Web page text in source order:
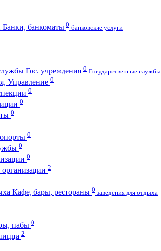
Банки, банкоматы 0 банковские услуги
Гос. учреждения 0 Государственные службы
Управление 0
0
0
0
0
0
0
2
Кафе, бары, рестораны 0 заведения для отдыха
пабы 0
2